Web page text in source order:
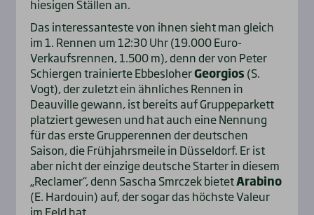
hiesigen Ställen an.
Das interessanteste von ihnen sieht man gleich
im 1. Rennen um 12:30 Uhr (19.000 Euro-
Verkaufsrennen, 1.500 m), denn der von Peter
Schiergen trainierte EbbesloherGeorgios (S.
Vogt), der zuletzt ein ähnliches Rennen in
Deauville gewann, ist bereits auf Gruppeparkett
platziert gewesen und hat auch eine Nennung
für das erste Grupperennen der deutschen
Saison, die Frühjahrsmeile in Düsseldorf. Er ist
aber nicht der einzige deutsche Starter in diesem
„Reclamer“, denn Sascha Smrczek bietetArabino
(E. Hardouin) auf, der sogar das höchste Valeur
im Feld hat.